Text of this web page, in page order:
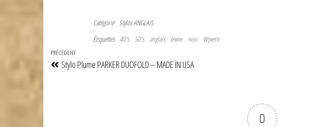
Catégorie Stylos ANGLAIS
Étiquettes 40's 50's anglais levier noir Wyvern
Navigation
de
Article
précédent
PRÉCÉDENT
Stylo Plume PARKER DUOFOLD – MADE IN USA
0